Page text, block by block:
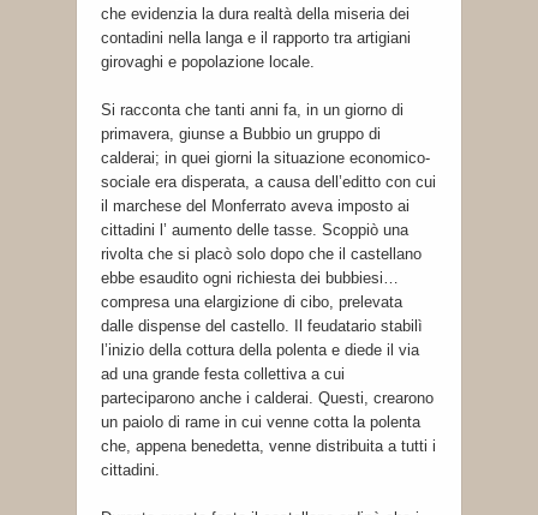
che evidenzia la dura realtà della miseria dei
contadini nella langa e il rapporto tra artigiani
girovaghi e popolazione locale.
Si racconta che tanti anni fa, in un giorno di
primavera, giunse a Bubbio un gruppo di
calderai; in quei giorni la situazione economico-
sociale era disperata, a causa dell’editto con cui
il marchese del Monferrato aveva imposto ai
cittadini l’ aumento delle tasse. Scoppiò una
rivolta che si placò solo dopo che il castellano
ebbe esaudito ogni richiesta dei bubbiesi…
compresa una elargizione di cibo, prelevata
dalle dispense del castello. Il feudatario stabilì
l’inizio della cottura della polenta e diede il via
ad una grande festa collettiva a cui
parteciparono anche i calderai. Questi, crearono
un paiolo di rame in cui venne cotta la polenta
che, appena benedetta, venne distribuita a tutti i
cittadini.